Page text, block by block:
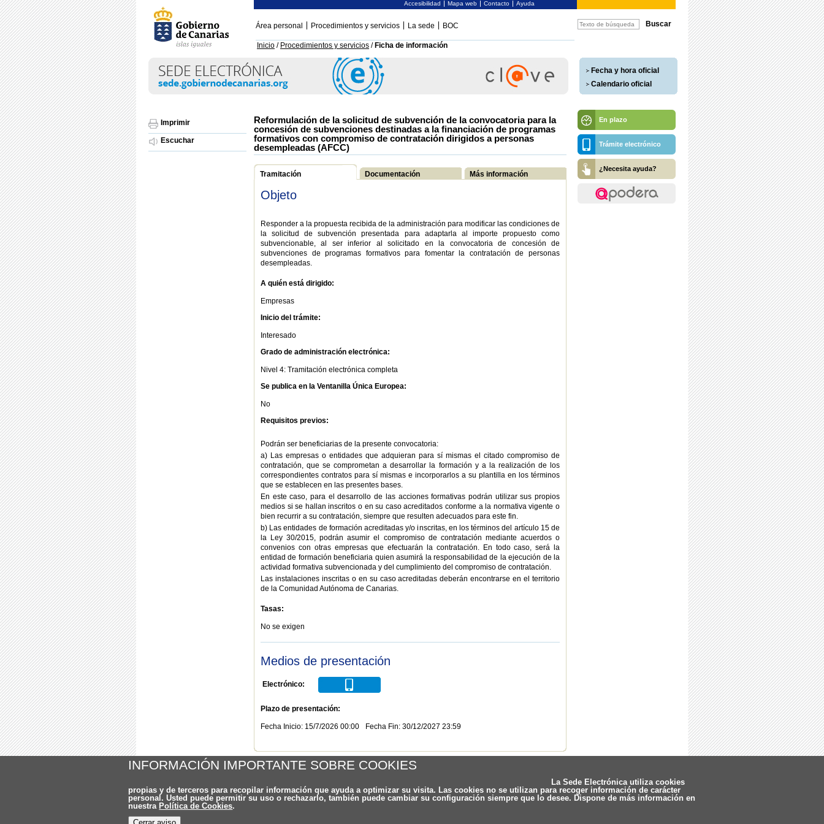
Accesibilidad Mapa web Contacto Ayuda
Área personal Procedimientos y servicios La sede BOC
Inicio / Procedimientos y servicios / Ficha de información
Fecha y hora oficial
Calendario oficial
Imprimir
Escuchar
Reformulación de la solicitud de subvención de la convocatoria para la
concesión de subvenciones destinadas a la financiación de programas
formativos con compromiso de contratación dirigidos a personas
desempleadas (AFCC)
Tramitación Documentación Más información
Objeto
Responder a la propuesta recibida de la administración para modificar las condiciones de
la solicitud de subvención presentada para adaptarla al importe propuesto como
subvencionable, al ser inferior al solicitado en la convocatoria de concesión de
subvenciones de programas formativos para fomentar la contratación de personas
desempleadas.
A quién está dirigido:
Empresas
Inicio del trámite:
Interesado
Grado de administración electrónica:
Nivel 4: Tramitación electrónica completa
Se publica en la Ventanilla Única Europea:
No
Requisitos previos:
Podrán ser beneficiarias de la presente convocatoria:
a) Las empresas o entidades que adquieran para sí mismas el citado compromiso de
contratación, que se comprometan a desarrollar la formación y a la realización de los
correspondientes contratos para sí mismas e incorporarlos a su plantilla en los términos
que se establecen en las presentes bases.
En este caso, para el desarrollo de las acciones formativas podrán utilizar sus propios
medios si se hallan inscritos o en su caso acreditados conforme a la normativa vigente o
bien recurrir a su contratación, siempre que resulten adecuados para este fin.
b) Las entidades de formación acreditadas y/o inscritas, en los términos del artículo 15 de
la Ley 30/2015, podrán asumir el compromiso de contratación mediante acuerdos o
convenios con otras empresas que efectuarán la contratación. En todo caso, será la
entidad de formación beneficiaria quien asumirá la responsabilidad de la ejecución de la
actividad formativa subvencionada y del cumplimiento del compromiso de contratación.
Las instalaciones inscritas o en su caso acreditadas deberán encontrarse en el territorio
de la Comunidad Autónoma de Canarias.
Tasas:
No se exigen
Medios de presentación
Electrónico:
Plazo de presentación:
Fecha Inicio: 15/7/2026 00:00 Fecha Fin: 30/12/2027 23:59
Volver al listado
En plazo
Trámite electrónico
¿Necesita ayuda?
INFORMACIÓN IMPORTANTE SOBRE COOKIES
La Sede Electrónica utiliza cookies
propias y de terceros para recopilar información que ayuda a optimizar su visita. Las cookies no se utilizan para recoger información de carácter
personal. Usted puede permitir su uso o rechazarlo, también puede cambiar su configuración siempre que lo desee. Dispone de más información en
nuestra Política de Cookies.